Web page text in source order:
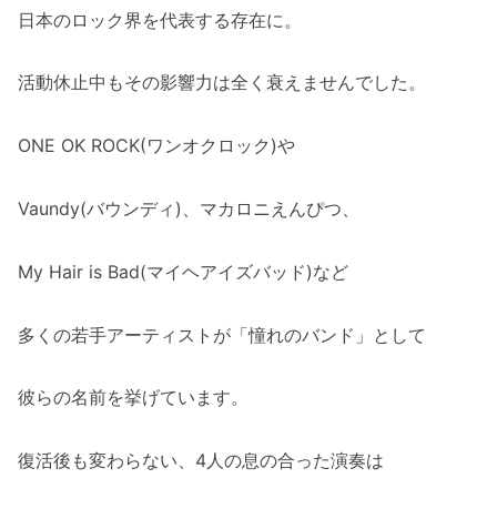
日本のロック界を代表する存在に。
活動休止中もその影響力は全く衰えませんでした。
ONE OK ROCK(ワンオクロック)や
Vaundy(バウンディ)、マカロニえんぴつ、
My Hair is Bad(マイヘアイズバッド)など
多くの若手アーティストが「憧れのバンド」として
彼らの名前を挙げています。
復活後も変わらない、4人の息の合った演奏は